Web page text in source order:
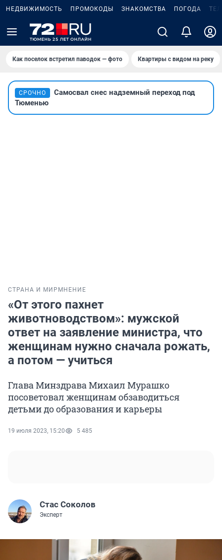
НЕДВИЖИМОСТЬ ПРОМОКОДЫ ЗНАКОМСТВА ПОГОДА
Как поселок встретил паводок — фото Квартиры с видом на реку
СРОЧНО
Самосвал снес надземный переход под
Тюменью
СТРАНА И МИР МНЕНИЕ
«От этого пахнет
животноводством»: мужской
ответ на заявление министра, что
женщинам нужно сначала рожать,
а потом — учиться
Глава Минздрава Михаил Мурашко
посоветовал женщинам обзаводиться
детьми до образования и карьеры
19 июля 2023, 15:20 5 485
Стас Соколов
Эксперт